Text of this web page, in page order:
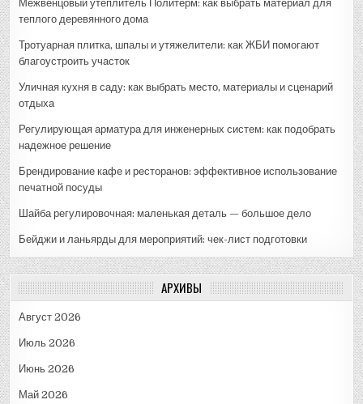
Межвенцовый утеплитель Политерм: как выбрать материал для
теплого деревянного дома
Тротуарная плитка, шпалы и утяжелители: как ЖБИ помогают
благоустроить участок
Уличная кухня в саду: как выбрать место, материалы и сценарий
отдыха
Регулирующая арматура для инженерных систем: как подобрать
надежное решение
Брендирование кафе и ресторанов: эффективное использование
печатной посуды
Шайба регулировочная: маленькая деталь — большое дело
Бейджи и ланьярды для мероприятий: чек-лист подготовки
АРХИВЫ
Август 2026
Июль 2026
Июнь 2026
Май 2026